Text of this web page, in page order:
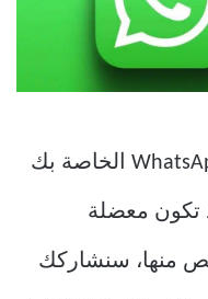
ولكن في حالة قراءة رسالة WhatsApp الخاصة بك
تكون معضلة
منها، سنشاركك